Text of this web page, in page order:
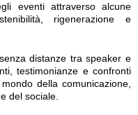
eventi attraverso alcune
rigenerazione e
senza distanze tra speaker e
testimonianze e confronti
della comunicazione,
del sociale.